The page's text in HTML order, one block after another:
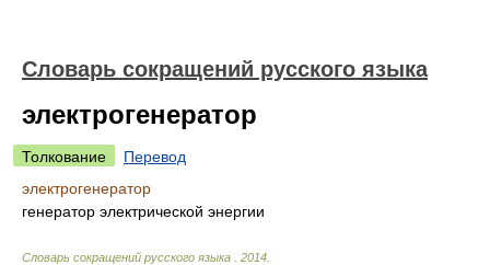
Словарь сокращений русского языка
электрогенератор
Толкование
Перевод
электрогенератор
генератор электрической энергии
Словарь сокращений русского языка 2014